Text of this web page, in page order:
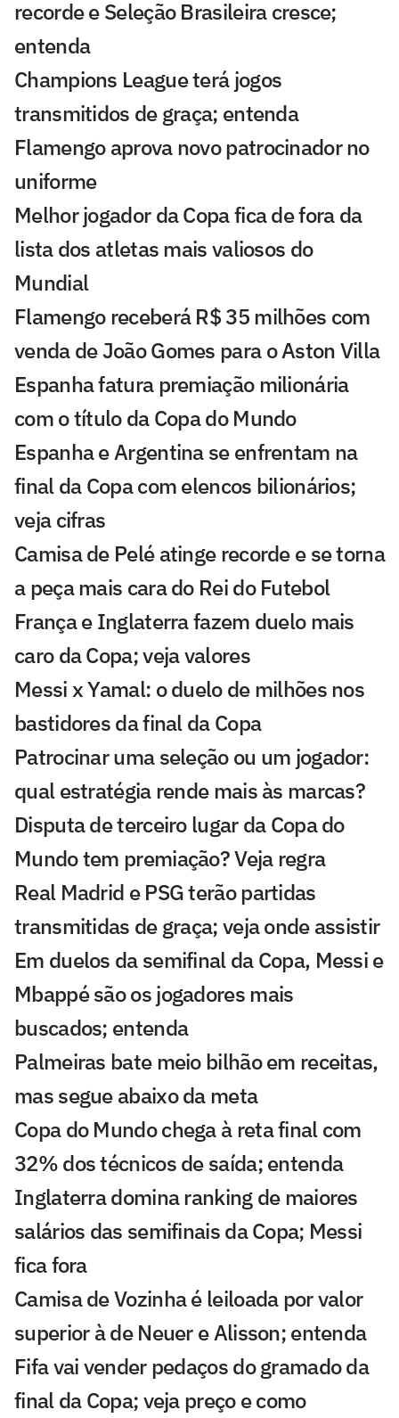
recorde e Seleção Brasileira cresce;
entenda
Champions League terá jogos
transmitidos de graça; entenda
Flamengo aprova novo patrocinador no
uniforme
Melhor jogador da Copa fica de fora da
lista dos atletas mais valiosos do
Mundial
Flamengo receberá R$ 35 milhões com
venda de João Gomes para o Aston Villa
Espanha fatura premiação milionária
com o título da Copa do Mundo
Espanha e Argentina se enfrentam na
final da Copa com elencos bilionários;
veja cifras
Camisa de Pelé atinge recorde e se torna
a peça mais cara do Rei do Futebol
França e Inglaterra fazem duelo mais
caro da Copa; veja valores
Messi x Yamal: o duelo de milhões nos
bastidores da final da Copa
Patrocinar uma seleção ou um jogador:
qual estratégia rende mais às marcas?
Disputa de terceiro lugar da Copa do
Mundo tem premiação? Veja regra
Real Madrid e PSG terão partidas
transmitidas de graça; veja onde assistir
Em duelos da semifinal da Copa, Messi e
Mbappé são os jogadores mais
buscados; entenda
Palmeiras bate meio bilhão em receitas,
mas segue abaixo da meta
Copa do Mundo chega à reta final com
32% dos técnicos de saída; entenda
Inglaterra domina ranking de maiores
salários das semifinais da Copa; Messi
fica fora
Camisa de Vozinha é leiloada por valor
superior à de Neuer e Alisson; entenda
Fifa vai vender pedaços do gramado da
final da Copa; veja preço e como